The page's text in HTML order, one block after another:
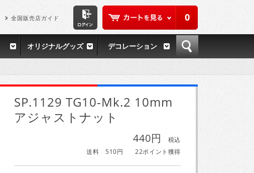
0
全国販売店ガイド
オリジナルグッズ デコレーション
SP.1129 TG10-Mk.2 10mm
アジャストナット
440円
税込
送料 510円
22ポイント獲得